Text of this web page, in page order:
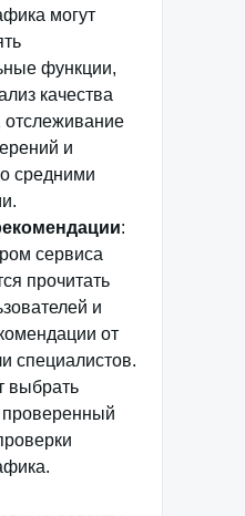
могут
функции,
качества
отслеживание
и
средними
:
сервиса
прочитать
и
от
специалистов.
выбрать